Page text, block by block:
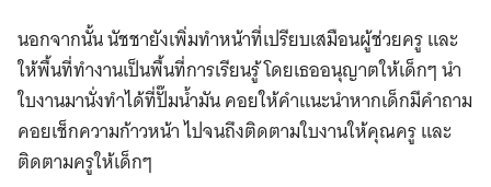
นอกจากนั้น นัชชายังเพิ่มทำหน้าที่เปรียบเสมือนผู้ช่วยครู และ
ให้พื้นที่ทำงานเป็นพื้นที่การเรียนรู้ โดยเธออนุญาตให้เด็กๆ นำ
ใบงานมานั่งทำได้ที่ปั๊มน้ำมัน คอยให้คำแนะนำหากเด็กมีคำถาม
คอยเช็กความก้าวหน้า ไปจนถึงติดตามใบงานให้คุณครู และ
ติดตามครูให้เด็กๆ